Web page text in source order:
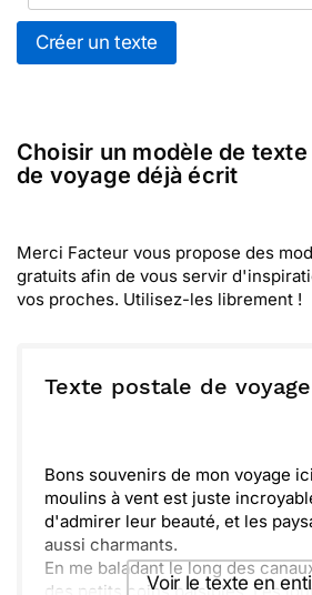
Créer un texte
Choisir un modèle de
de voyage déjà écrit
Merci Facteur vous propose des
gratuits afin de vous servir
vos proches. Utilisez-les librement !
Texte postale de
Bons souvenirs de mon voyage
moulins à vent est juste
d'admirer leur beauté, et les
aussi charmants.
En me baladant le long des
Voir le texte en